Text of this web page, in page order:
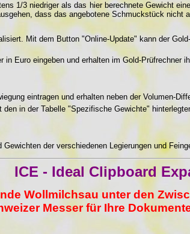
1/3 niedriger als das hier berechnete Gewicht
dass das angebotene Schmuckstück nicht
Mit dem Button "Online-Update" kann der
Euro eingeben und erhalten im Gold-Prüfrechner
eintragen und erhalten neben der Volumen-
in der Tabelle "Spezifische Gewichte"
der verschiedenen Legierungen und
ICE - Ideal Clipboard
Wollmilchsau unter den
Messer für Ihre